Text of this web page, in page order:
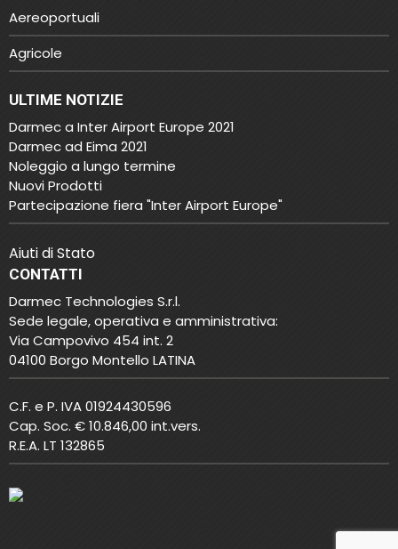
Aereoportuali
Agricole
ULTIME NOTIZIE
Darmec a Inter Airport Europe 2021
Darmec ad Eima 2021
Noleggio a lungo termine
Nuovi Prodotti
Partecipazione fiera "Inter Airport Europe"
Aiuti di Stato
CONTATTI
Darmec Technologies S.r.l.
Sede legale, operativa e amministrativa:
Via Campovivo 454 int. 2
04100 Borgo Montello LATINA
C.F. e P. IVA 01924430596
Cap. Soc. € 10.846,00 int.vers.
R.E.A. LT 132865